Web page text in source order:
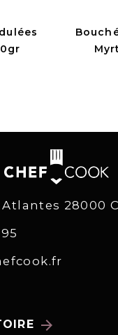
28000
arrow_forward